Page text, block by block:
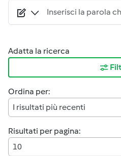
Adatta la ricerca
Ordina per:
I risultati più recenti
Risultati per pagina:
10